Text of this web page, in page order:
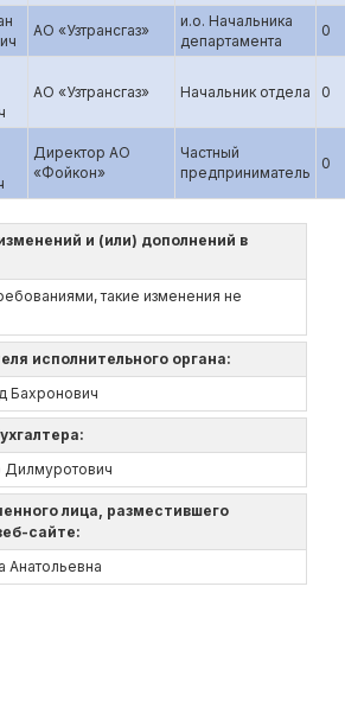
АО «Узтрансгаз»
и.о. Начальника
департамента
0
АО «Узтрансгаз» Начальник отдела 0
Директор АО
«Фойкон»
Частный
предприниматель
0
и (или) дополнений в
такие изменения не
исполнительного органа:
Бахронович
Дилмуротович
лица, разместившего
сайте:
Анатольевна